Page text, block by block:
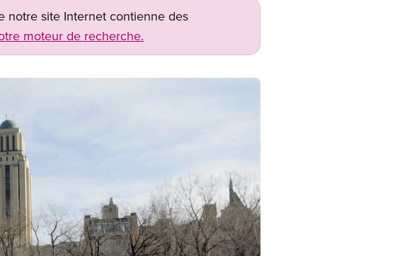
notre site Internet contienne des
moteur de recherche.